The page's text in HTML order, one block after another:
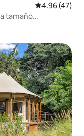
Calificación
4.96 (47)
tamaño